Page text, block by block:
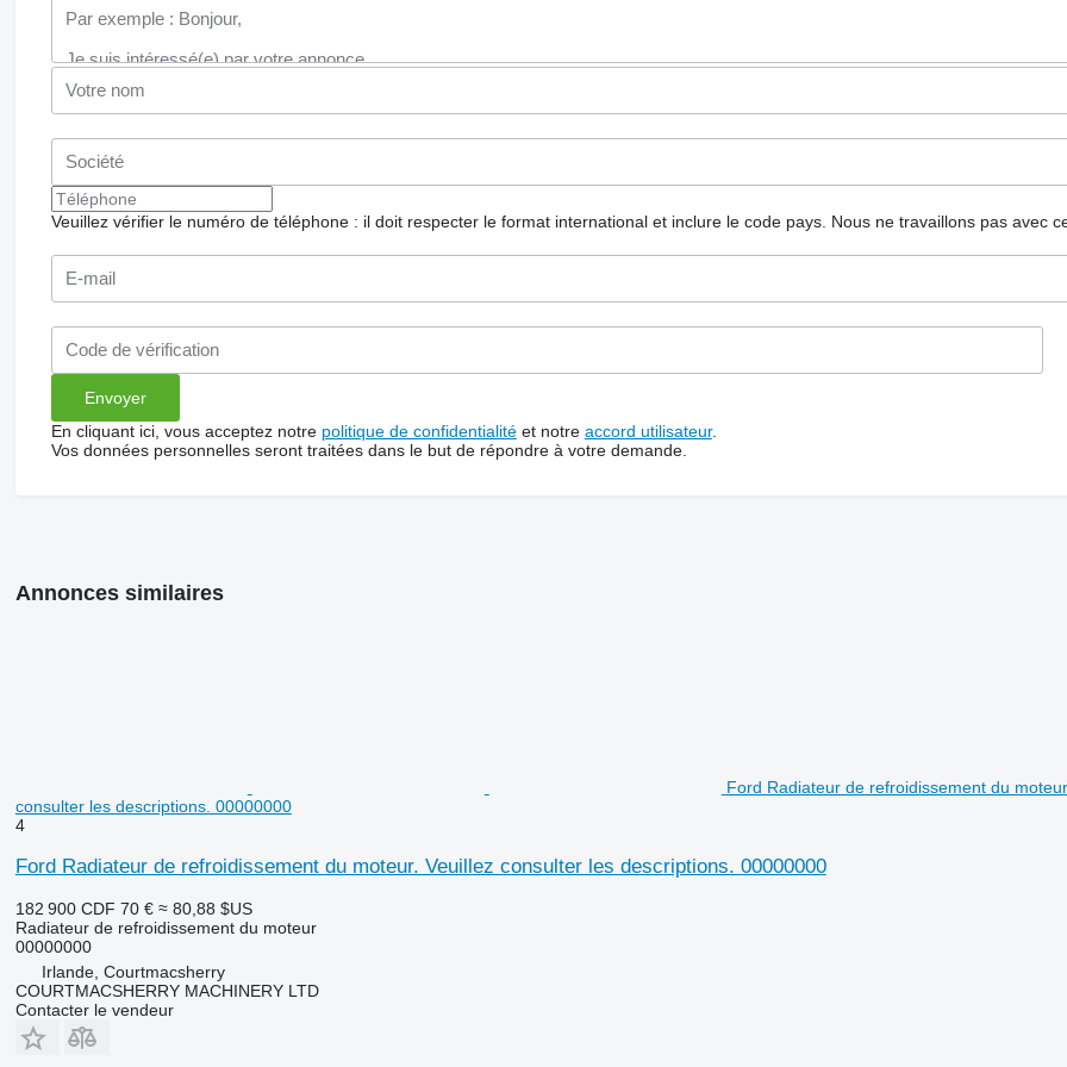
Veuillez vérifier le numéro de téléphone : il doit respecter le format international et inclure le code pays. Nous ne travaillons pas avec
En cliquant ici, vous acceptez notre politique de confidentialitéet notre accord utilisateur.
Vos données personnelles seront traitées dans le but de répondre à votre demande.
Annonces similaires
Ford Radiateur de refroidissement du
consulter les descriptions. 00000000
4
Ford Radiateur de refroidissement du moteur. Veuillez consulter les descriptions. 00000000
182 900 CDF 70 € ≈ 80,88 $US
Radiateur de refroidissement du moteur
00000000
Irlande, Courtmacsherry
COURTMACSHERRY MACHINERY LTD
Contacter le vendeur